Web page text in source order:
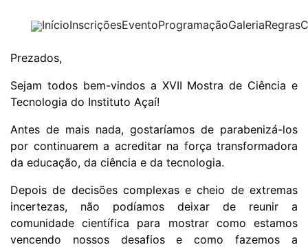
InícioInscriçõesEventoProgramaçãoGaleriaRegras
Prezados,
Sejam todos bem-vindos a XVII Mostra de Ciência e
Tecnologia do Instituto Açaí!
Antes de mais nada, gostaríamos de parabenizá-los
por continuarem a acreditar na força transformadora
da educação, da ciência e da tecnologia.
Depois de decisões complexas e cheio de extremas
incertezas, não podíamos deixar de reunir a
comunidade científica para mostrar como estamos
vencendo nossos desafios e como fazemos a